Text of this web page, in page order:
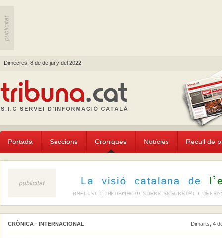
Dimecres, 8 de de juny del 2022
Portada Seccions Croniques Notícies Recull de
Dimarts, 4
CRÒNICA · INTERNACIONAL